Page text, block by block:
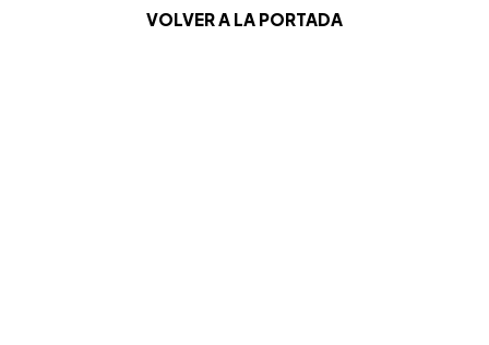
VOLVER A LA PORTADA